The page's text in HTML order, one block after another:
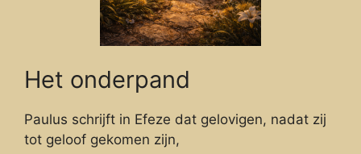
Het onderpand
Paulus schrijft in Efeze dat gelovigen, nadat zij
tot geloof gekomen zijn,